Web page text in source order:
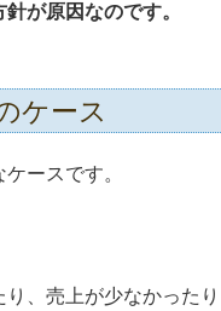
が原因なのです。
ケース
ースです。
、売上が少なかったり